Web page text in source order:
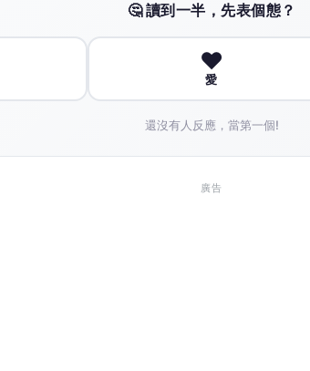
🤔 讀到一半，先表個態？
❤️
愛
還沒有人反應，當第一個!
廣告